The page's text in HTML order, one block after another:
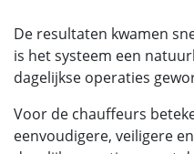
De resultaten kwamen
is het systeem een
dagelijkse operaties
Voor de chauffeurs
eenvoudigere, veiligere